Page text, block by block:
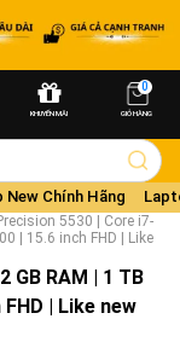
KHUYẾN MÃI
0
GIỎ HÀNG
New Chính Hãng
5530 | Core i7-
| 15.6 inch FHD | Like
GB RAM | 1 TB
| Like new